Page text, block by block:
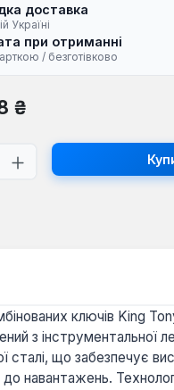
доставка
Україні
при отриманні
/ безготівково
₴
товару:
ключів King
з інструментальної
сталі, що забезпечує
до навантажень.